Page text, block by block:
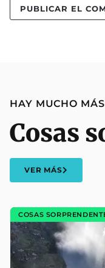
HAY MUCHO
Cosas
VER MÁS
COSAS